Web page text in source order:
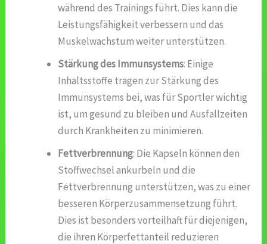
während des Trainings führt. Dies kann die
Leistungsfähigkeit verbessern und das
Muskelwachstum weiter unterstützen.
Stärkung des Immunsystems: Einige
Inhaltsstoffe tragen zur Stärkung des
Immunsystems bei, was für Sportler wichtig
ist, um gesund zu bleiben und Ausfallzeiten
durch Krankheiten zu minimieren.
Fettverbrennung: Die Kapseln können den
Stoffwechsel ankurbeln und die
Fettverbrennung unterstützen, was zu einer
besseren Körperzusammensetzung führt.
Dies ist besonders vorteilhaft für diejenigen,
die ihren Körperfettanteil reduzieren